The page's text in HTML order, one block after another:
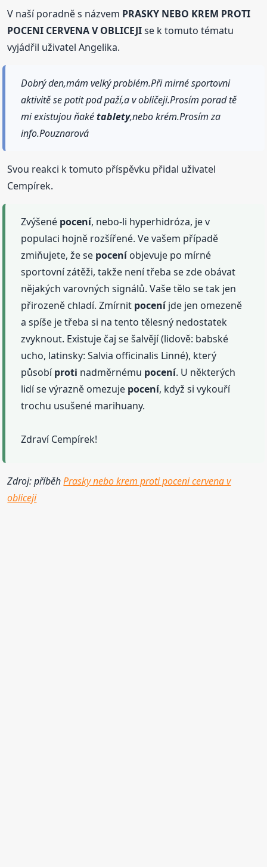
V naší poradně s názvem PRASKY NEBO KREM PROTI
POCENI CERVENA V OBLICEJIse k tomuto tématu
vyjádřil uživatel Angelika.
Dobrý den,mám velký problém.Při mirné sportovni
aktivitě se potit pod paží,a v obličeji.Prosím porad tě
mi existujou ňakétablety,nebo krém.Prosím za
info.Pouznarová
Svou reakci k tomuto příspěvku přidal uživatel
Cempírek.
Zvýšené pocení, nebo-li hyperhidróza, je v
populaci hojně rozšířené. Ve vašem případě
zmiňujete, že se poceníobjevuje po mírné
sportovní zátěži, takže není třeba se zde obávat
nějakých varovných signálů. Vaše tělo se tak jen
přirozeně chladí. Zmírnit poceníjde jen omezeně
a spíše je třeba si na tento tělesný nedostatek
zvyknout. Existuje čaj se šalvějí (lidově: babské
ucho, latinsky: Salvia officinalis Linné), který
působíproti nadměrnému pocení. U některých
lidí se výrazně omezuje pocení, když si vykouří
trochu usušené marihuany.
Zdraví Cempírek!
Zdroj: příběhPrasky nebo krem proti poceni cervena v
obliceji